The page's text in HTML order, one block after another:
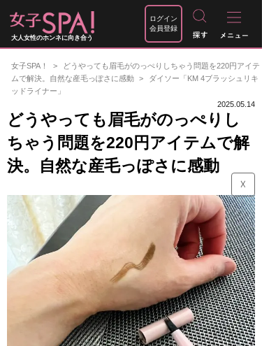
大人女性のホンネに向き合う
ログイン
会員登録
女子SPA！
どうやっても眉毛がのっぺりしちゃう問題を220円アイテ
ムで解決。自然な産毛っぽさに感動
ダイソー「KM 4ブラッシュリキ
ッドライナー」
2025.05.14
どうやっても眉毛がのっぺりし
ちゃう問題を220円アイテムで解
決。自然な産毛っぽさに感動
☓